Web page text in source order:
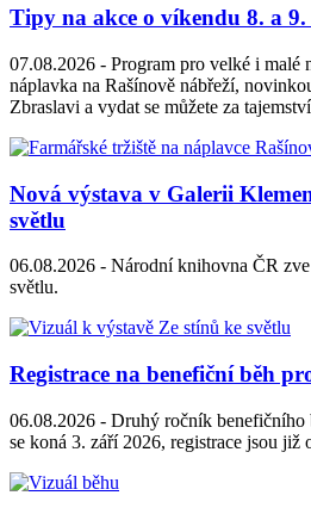
Tipy na akce o víkendu 8. a
07.08.2026 - Program pro velké i malé
náplavka na Rašínově nábřeží,
Zbraslavi a vydat se můžete za
Nová výstava v Galerii
světlu
06.08.2026 - Národní knihovna ČR
světlu.
Registrace na benefiční běh
06.08.2026 - Druhý ročník benefičního
se koná 3. září 2026, registrace jsou již